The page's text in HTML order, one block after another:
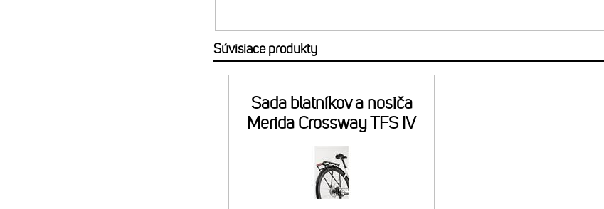
Súvisiace produkty
Sada blatníkov a nosiča
Merida Crossway TFS IV
EQ Kit